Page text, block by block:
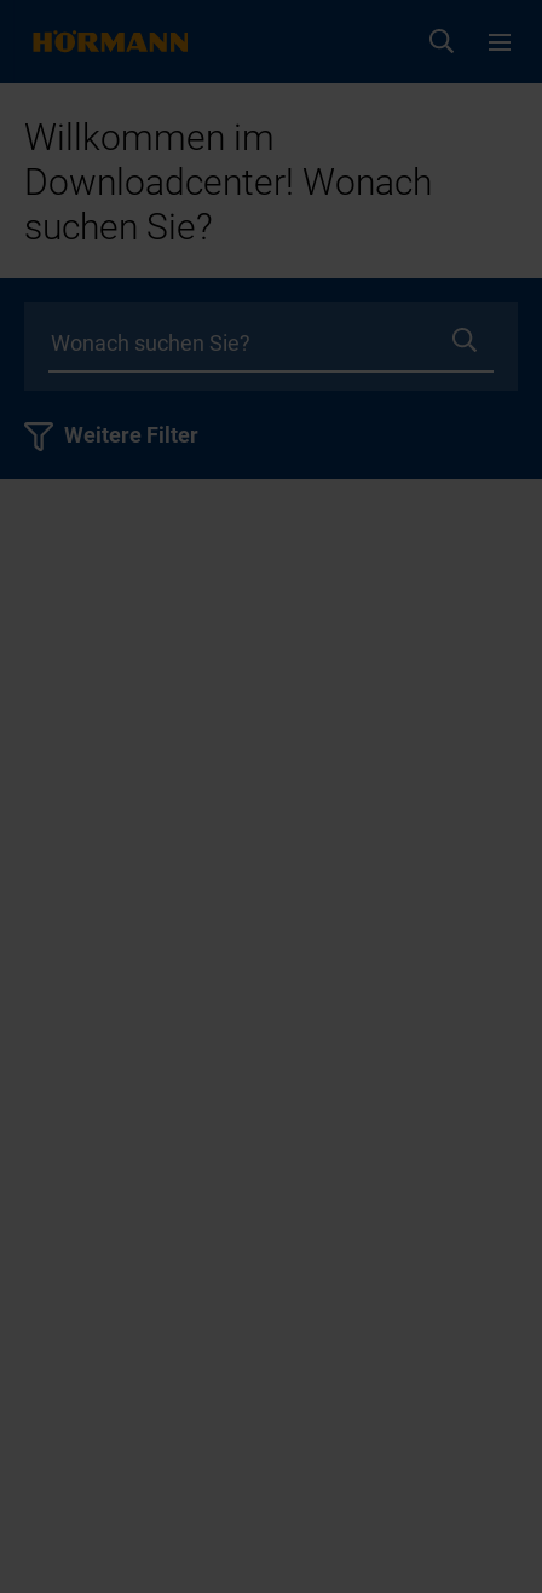
Willkommen im
Downloadcenter! Wonach
suchen Sie?
Weitere Filter